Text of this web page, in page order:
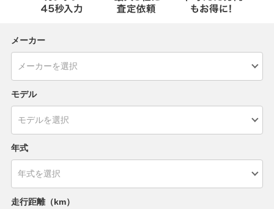
メーカー
モデル
年式
走行距離（km）